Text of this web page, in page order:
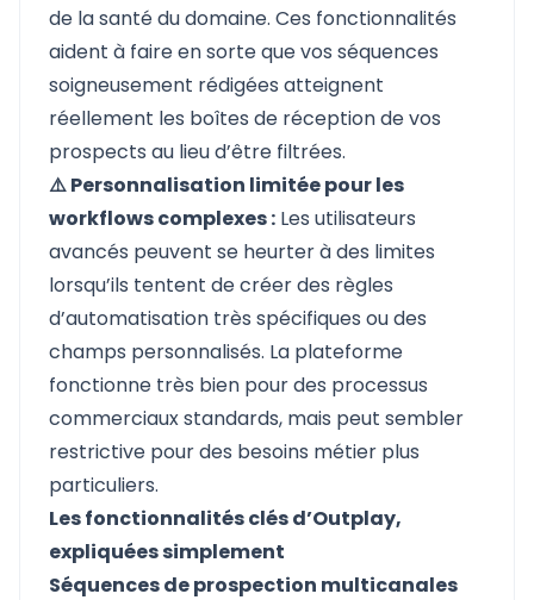
de la santé du domaine. Ces fonctionnalités
aident à faire en sorte que vos séquences
soigneusement rédigées atteignent
réellement les boîtes de réception de vos
prospects au lieu d’être filtrées.
⚠️ Personnalisation limitée pour les
workflows complexes : Les utilisateurs
avancés peuvent se heurter à des limites
lorsqu’ils tentent de créer des règles
d’automatisation très spécifiques ou des
champs personnalisés. La plateforme
fonctionne très bien pour des processus
commerciaux standards, mais peut sembler
restrictive pour des besoins métier plus
particuliers.
Les fonctionnalités clés d’Outplay,
expliquées simplement
Séquences de prospection multicanales